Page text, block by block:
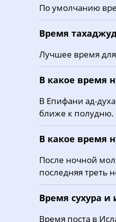
20, Чт
21, Пт
22, Сб
25, Вт
26, Ср
27, Чт
28, Пт
29, Сб
30, Вс
По умолчанию
Время
Лучшее время для
В какое время
В Епифани ад-
ближе к полудню.
В какое время
После ночной
последняя треть
Время сухура
Время поста в